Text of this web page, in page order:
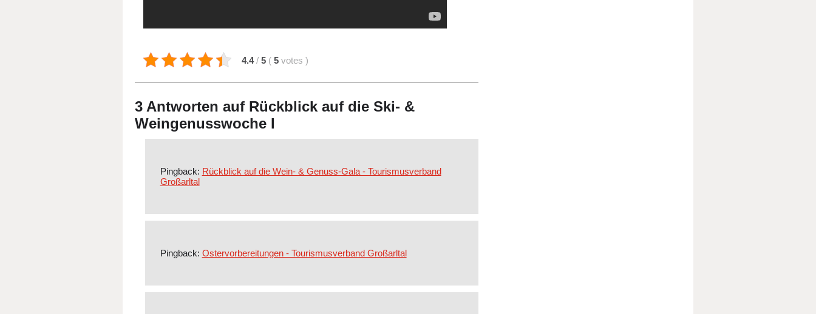
4.4 / 5 ( 5 votes )
3 Antworten auf Rückblick auf die Ski- &
Weingenusswoche I
Pingback: Rückblick auf die Wein- & Genuss-Gala - Tourismusverband
Großarltal
Pingback: Ostervorbereitungen - Tourismusverband Großarltal